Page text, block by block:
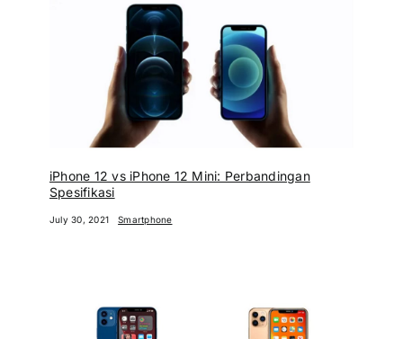
iPhone 12 vs iPhone 12 Mini: Perbandingan
Spesifikasi
July 30, 2021 Smartphone